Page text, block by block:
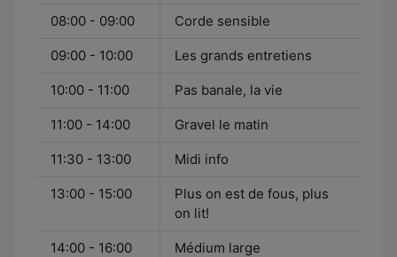
08:00 - 09:00 Corde sensible
09:00 - 10:00 Les grands entretiens
10:00 - 11:00 Pas banale, la vie
11:00 - 14:00 Gravel le matin
11:30 - 13:00 Midi info
13:00 - 15:00
Plus on est de fous, plus
on lit!
14:00 - 16:00 Médium large